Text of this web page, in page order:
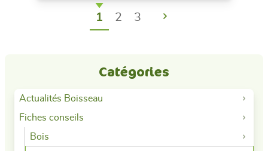
1 2 3 Suivant
Catégories
Actualités Boisseau
Fiches conseils
Bois